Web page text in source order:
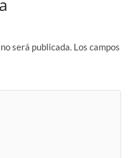
será publicada. Los campos